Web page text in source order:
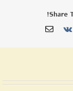
Share
Vk
כתובת